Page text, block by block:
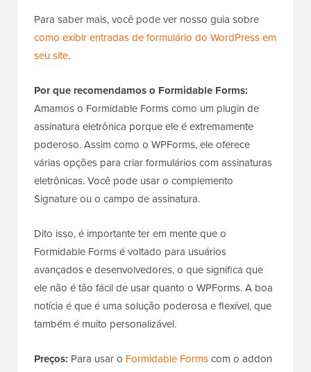
Para saber mais, você pode ver nosso guia sobre
como exibir entradas de formulário do WordPress em
seu site.
Por que recomendamos o Formidable Forms:
Amamos o Formidable Forms como um plugin de
assinatura eletrônica porque ele é extremamente
poderoso. Assim como o WPForms, ele oferece
várias opções para criar formulários com assinaturas
eletrônicas. Você pode usar o complemento
Signature ou o campo de assinatura.
Dito isso, é importante ter em mente que o
Formidable Forms é voltado para usuários
avançados e desenvolvedores, o que significa que
ele não é tão fácil de usar quanto o WPForms. A boa
notícia é que é uma solução poderosa e flexível, que
também é muito personalizável.
Preços: Para usar o Formidable Formscom o addon